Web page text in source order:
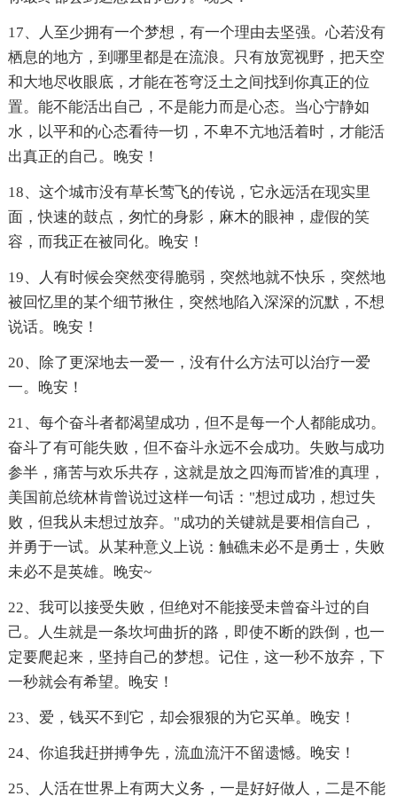
17、人至少拥有一个梦想，有一个理由去坚强。心若没有
栖息的地方，到哪里都是在流浪。只有放宽视野，把天空
和大地尽收眼底，才能在苍穹泛土之间找到你真正的位
置。能不能活出自己，不是能力而是心态。当心宁静如
水，以平和的心态看待一切，不卑不亢地活着时，才能活
出真正的自己。晚安！
18、这个城市没有草长莺飞的传说，它永远活在现实里
面，快速的鼓点，匆忙的身影，麻木的眼神，虚假的笑
容，而我正在被同化。晚安！
19、人有时候会突然变得脆弱，突然地就不快乐，突然地
被回忆里的某个细节揪住，突然地陷入深深的沉默，不想
说话。晚安！
20、除了更深地去一爱一，没有什么方法可以治疗一爱
一。晚安！
21、每个奋斗者都渴望成功，但不是每一个人都能成功。
奋斗了有可能失败，但不奋斗永远不会成功。失败与成功
参半，痛苦与欢乐共存，这就是放之四海而皆准的真理，
美国前总统林肯曾说过这样一句话："想过成功，想过失
败，但我从未想过放弃。"成功的关键就是要相信自己，
并勇于一试。从某种意义上说：触礁未必不是勇士，失败
未必不是英雄。晚安~
22、我可以接受失败，但绝对不能接受未曾奋斗过的自
己。人生就是一条坎坷曲折的路，即使不断的跌倒，也一
定要爬起来，坚持自己的梦想。记住，这一秒不放弃，下
一秒就会有希望。晚安！
23、爱，钱买不到它，却会狠狠的为它买单。晚安！
24、你追我赶拼搏争先，流血流汗不留遗憾。晚安！
25、人活在世界上有两大义务，一是好好做人，二是不能